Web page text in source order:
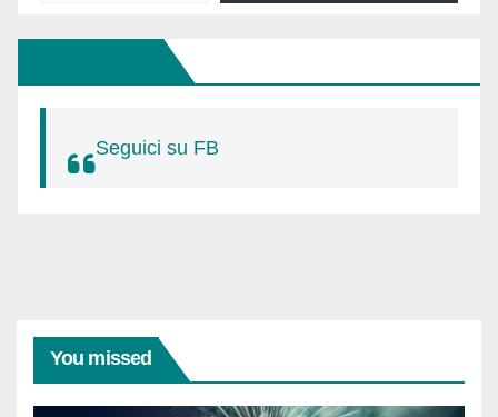
tua
mail...
Seguici su FB
You missed